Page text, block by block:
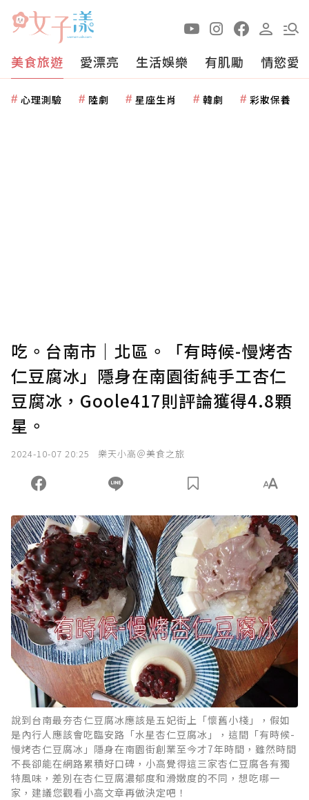
美食旅遊 愛漂亮 生活娛樂 有肌勵 情慾愛
心理測驗 陸劇 星座生肖 韓劇 彩妝保養
吃。台南市｜北區。「有時候-慢烤杏
仁豆腐冰」隱身在南園街純手工杏仁
豆腐冰，Goole417則評論獲得4.8顆
星。
2024-10-07 20:25 樂天小高＠美食之旅
說到台南最夯杏仁豆腐冰應該是五妃街上「懷舊小棧」，假如
是內行人應該會吃臨安路「水星杏仁豆腐冰」，這間「有時候-
慢烤杏仁豆腐冰」隱身在南園街創業至今才7年時間，雖然時間
不長卻能在網路累積好口碑，小高覺得這三家杏仁豆腐各有獨
特風味，差別在杏仁豆腐濃郁度和滑嫩度的不同，想吃哪一
家，建議您觀看小高文章再做決定吧！